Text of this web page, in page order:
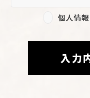
個人情
入力